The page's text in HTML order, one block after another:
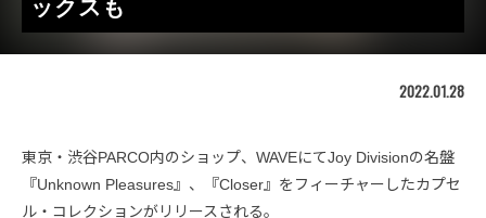
ックスも
2022.01.28
東京・渋谷PARCO内のショップ、WAVEにてJoy Divisionの名盤
『Unknown Pleasures』、『Closer』をフィーチャーしたカプセ
ル・コレクションがリリースされる。